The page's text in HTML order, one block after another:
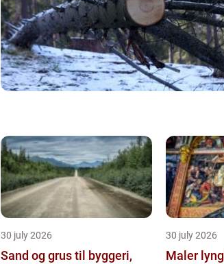
30 july 2026
Sand og grus til byggeri,
30 july 2026
Maler lyngby sådan